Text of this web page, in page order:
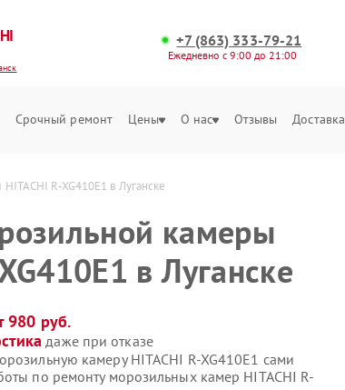
+7 (863) 333-79-21
Ежедневно с 9:00 до 21:00
Срочный ремонт Цены О нас Отзывы Доставка
R-XG410E1 в Луганске
камеры
в Луганске
980 руб.
даже при отказе
камеру HITACHI R-XG410E1 сами
по ремонту морозильных камер HITACHI R-